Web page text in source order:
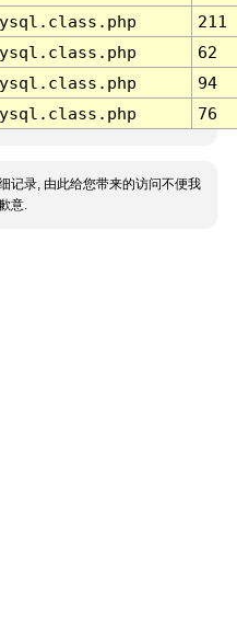
211
62
94
76
记录, 由此给您带来的访问不便我
意.